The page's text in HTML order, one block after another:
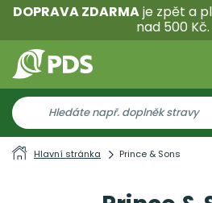
DOPRAVA ZDARMAje zpět a
nad 500 Kč.
Hlavní stránka Prince & Sons